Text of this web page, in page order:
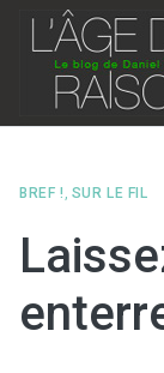
Skip
content
BREF ! , SUR LE FIL